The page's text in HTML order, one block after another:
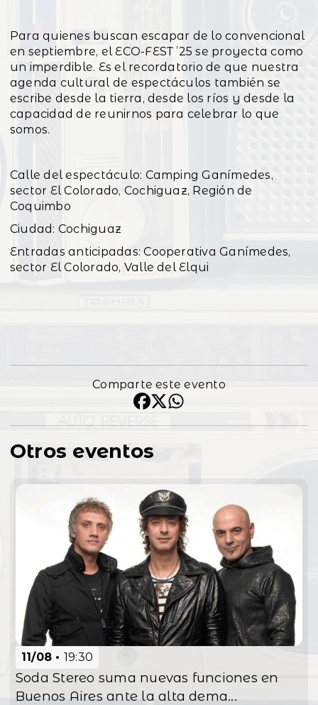
Para quienes buscan escapar de lo convencional
en septiembre, el ECO-FEST ’25 se proyecta como
un imperdible. Es el recordatorio de que nuestra
agenda cultural de espectáculos también se
escribe desde la tierra, desde los ríos y desde la
capacidad de reunirnos para celebrar lo que
somos.
Calle del espectáculo: Camping Ganímedes,
sector El Colorado, Cochiguaz, Región de
Coquimbo
Ciudad: Cochiguaz
Entradas anticipadas: Cooperativa Ganímedes,
sector El Colorado, Valle del Elqui
Otros eventos
11/08 19:30
Soda Stereo suma nuevas funciones en
Buenos Aires ante la alta dema...
Comparte este evento